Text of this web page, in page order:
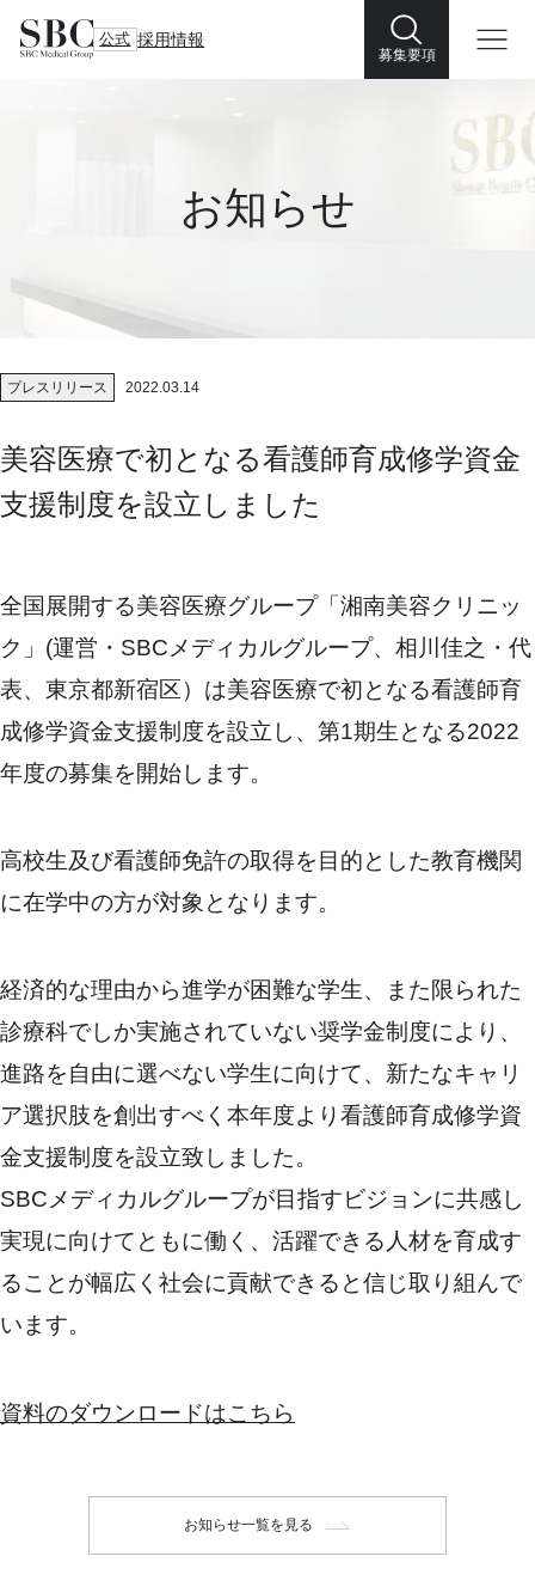
公式 採用情報
募集要項
お知らせ
プレスリリース 2022.03.14
美容医療で初となる看護師育成修学資金
支援制度を設立しました
全国展開する美容医療グループ「湘南美容クリニッ
ク」(運営・SBCメディカルグループ、相川佳之・代
表、東京都新宿区）は美容医療で初となる看護師育
成修学資金支援制度を設立し、第1期生となる2022
年度の募集を開始します。
高校生及び看護師免許の取得を目的とした教育機関
に在学中の方が対象となります。
経済的な理由から進学が困難な学生、また限られた
診療科でしか実施されていない奨学金制度により、
進路を自由に選べない学生に向けて、新たなキャリ
ア選択肢を創出すべく本年度より看護師育成修学資
金支援制度を設立致しました。
SBCメディカルグループが目指すビジョンに共感し
実現に向けてともに働く、活躍できる人材を育成す
ることが幅広く社会に貢献できると信じ取り組んで
います。
資料のダウンロードはこちら
お知らせ一覧を見る